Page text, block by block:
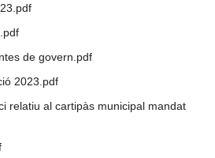
de govern.pdf
2023.pdf
relatiu al cartipàs municipal mandat